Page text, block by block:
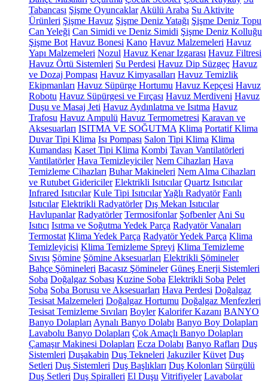
Tabancası Şişme Oyuncaklar Akülü Araba Su Aktivite
Ürünleri Şişme Havuz Şişme Deniz Yatağı Şişme Deniz Topu
Can Yeleği Can Simidi ve Deniz Simidi Şişme Deniz Kolluğu
Şişme Bot Havuz Bonesi Kano Havuz Malzemeleri Havuz
Yapı Malzemeleri Nozul Havuz Kenar Izgarası Havuz Filtresi
Havuz Örtü Sistemleri Su Perdesi Havuz Dip Süzgeç Havuz
ve Dozaj Pompası Havuz Kimyasalları Havuz Temizlik
Ekipmanları Havuz Süpürge Hortumu Havuz Kepçesi Havuz
Robotu Havuz Süpürgesi ve Fırçası Havuz Merdiveni Havuz
Duşu ve Masaj Jeti Havuz Aydınlatma ve Isıtma Havuz
Trafosu Havuz Ampulü Havuz Termometresi Karavan ve
Aksesuarları ISITMA VE SOĞUTMA Klima Portatif Klima
Duvar Tipi Klima Isı Pompası Salon Tipi Klima Klima
Kumandası Kaset Tipi Klima Kombi Tavan Vantilatörleri
Vantilatörler Hava Temizleyiciler Nem Cihazları Hava
Temizleme Cihazları Buhar Makineleri Nem Alma Cihazları
ve Rutubet Gidericiler Elektrikli Isıtıcılar Quartz Isıtıcılar
Infrared Isıtıcılar Kule Tipi IsıtıcılarYağlı Radyatör Fanlı
Isıtıcılar Elektrikli Radyatörler Dış Mekan Isıtıcılar
Havlupanlar Radyatörler Termosifonlar Şofbenler Ani Su
Isıtıcı Isıtma ve Soğutma Yedek Parça Radyatör Vanaları
Termostat Klima Yedek Parça Radyatör Yedek Parça Klima
Temizleyicisi Klima Temizleme Spreyi Klima Temizleme
Sıvısı Şömine Şömine Aksesuarları Elektrikli Şömineler
Bahçe Şömineleri Bacasız Şömineler Güneş Enerji Sistemleri
Soba Doğalgaz Sobası Kuzine Soba Elektrikli Soba Pelet
Soba Soba Borusu ve Aksesuarları Hava Perdesi Doğalgaz
Tesisat Malzemeleri Doğalgaz Hortumu Doğalgaz Menfezleri
Tesisat Temizleme Sıvıları Boyler Kalorifer Kazanı BANYO
Banyo Dolapları Aynalı Banyo Dolabı Banyo Boy Dolapları
Lavabolu Banyo Dolapları Çok Amaçlı Banyo Dolapları
Çamaşır Makinesi Dolapları Ecza Dolabı Banyo Rafları Duş
Sistemleri Duşakabin Duş Tekneleri Jakuziler Küvet Duş
Setleri Duş Sistemleri Duş Başlıkları Duş Kolonları Sürgülü
Duş Setleri Duş Spiralleri El Duşu Vitrifiyeler Lavabolar